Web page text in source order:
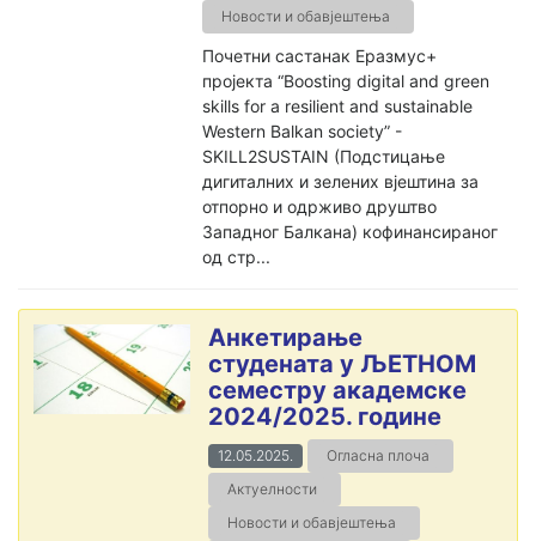
Новости и обавјештења
Почетни састанак Еразмус+
пројекта “Boosting digital and green
skills for a resilient and sustainable
Western Balkan society” -
SKILL2SUSTAIN (Подстицање
дигиталних и зелених вјештина за
отпорно и одрживо друштво
Западног Балкана) кофинансираног
од стр...
Анкетирање
студената у ЉЕТНОМ
семестру академске
2024/2025. године
12.05.2025.
Огласна плоча
Актуелности
Новости и обавјештења